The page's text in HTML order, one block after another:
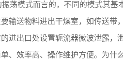
模式而言的，不同的模式其基
送物料进出干燥室，如传送带
出口处设置轭流器微波泄露，泄
效率高、操作维护方便。为什